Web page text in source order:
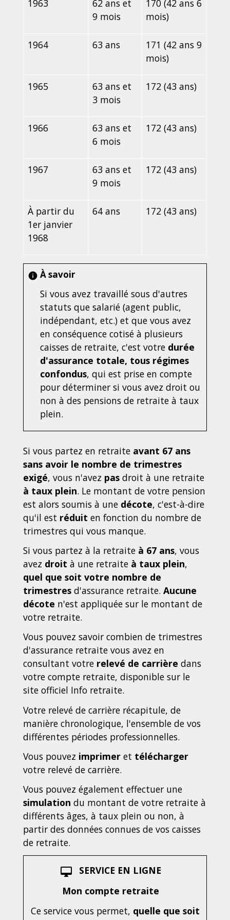
1963
62 ans et
9 mois
170 (42 ans 6
mois)
1964 63 ans
171 (42 ans 9
mois)
1965
63 ans et
3 mois
172 (43 ans)
1966
63 ans et
6 mois
172 (43 ans)
1967
63 ans et
9 mois
172 (43 ans)
À partir du
1er janvier
1968
64 ans 172 (43 ans)
info À savoir
Si vous avez travaillé sous d'autres
statuts que salarié (agent public,
indépendant, etc.) et que vous avez
en conséquence cotisé à plusieurs
caisses de retraite, c'est votre durée
d'assurance totale, tous régimes
confondus, qui est prise en compte
pour déterminer si vous avez droit ou
non à des pensions de retraite à taux
plein.
Si vous partez en retraite avant 67 ans
sans avoir le nombre de trimestres
exigé, vous n'avez pas droit à une retraite
à taux plein. Le montant de votre pension
est alors soumis à une décote, c'est-à-dire
qu'il est réduit en fonction du nombre de
trimestres qui vous manque.
Si vous partez à la retraite à 67 ans, vous
avez droit à une retraite à taux plein,
quel que soit votre nombre de
trimestres d'assurance retraite. Aucune
décote n'est appliquée sur le montant de
votre retraite.
Vous pouvez savoir combien de trimestres
d'assurance retraite vous avez en
consultant votre relevé de carrière dans
votre compte retraite, disponible sur le
site officiel Info retraite.
Votre relevé de carrière récapitule, de
manière chronologique, l'ensemble de vos
différentes périodes professionnelles.
Vous pouvez imprimer et télécharger
votre relevé de carrière.
Vous pouvez également effectuer une
simulation du montant de votre retraite à
différents âges, à taux plein ou non, à
partir des données connues de vos caisses
de retraite.
desktop_mac
SERVICE EN LIGNE
Mon compte retraite
Ce service vous permet, quelle que soit